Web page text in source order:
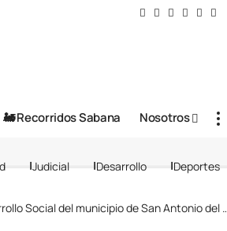
🚂 Recorridos Sabana Nosotros
Judicial Desarrollo Deportes
del municipio de San Antonio del Tequendama